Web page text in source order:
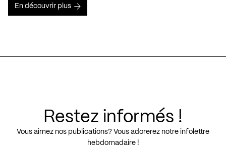
En découvrir plus
Restez informés !
Vous aimez nos publications? Vous adorerez notre infolettre
hebdomadaire !